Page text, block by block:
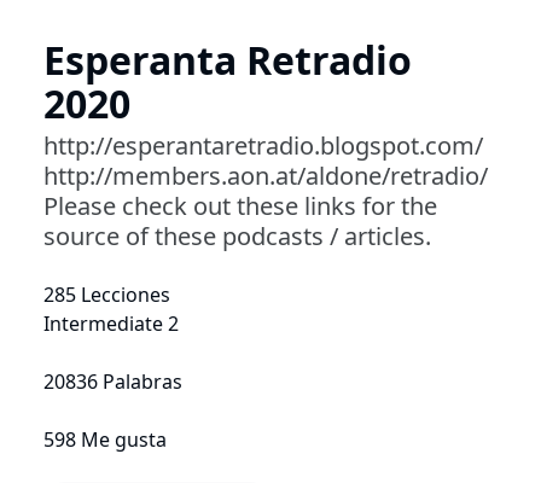
Esperanta Retradio
2020
http://esperantaretradio.blogspot.com/
http://members.aon.at/aldone/retradio/
Please check out these links for the
source of these podcasts / articles.
285 Lecciones
Intermediate 2
20836 Palabras
598 Me gusta